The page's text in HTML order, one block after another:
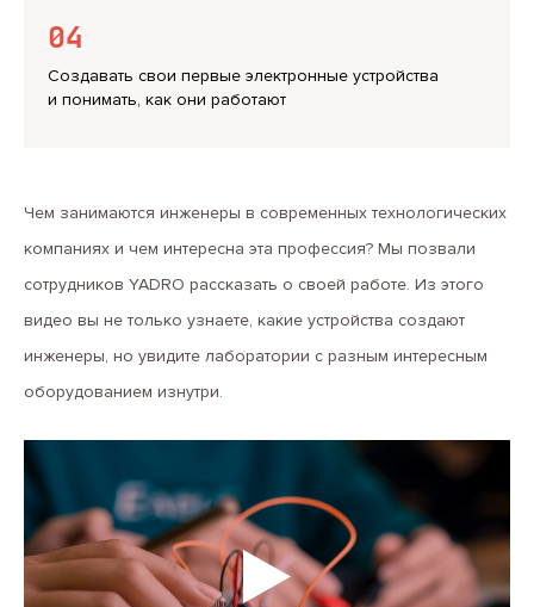
04
Создавать свои первые электронные устройства
и понимать, как они работают
Чем занимаются инженеры в современных технологических
компаниях и чем интересна эта профессия? Мы позвали
сотрудников YADRO рассказать о своей работе. Из этого
видео вы не только узнаете, какие устройства создают
инженеры, но увидите лаборатории с разным интересным
оборудованием изнутри.